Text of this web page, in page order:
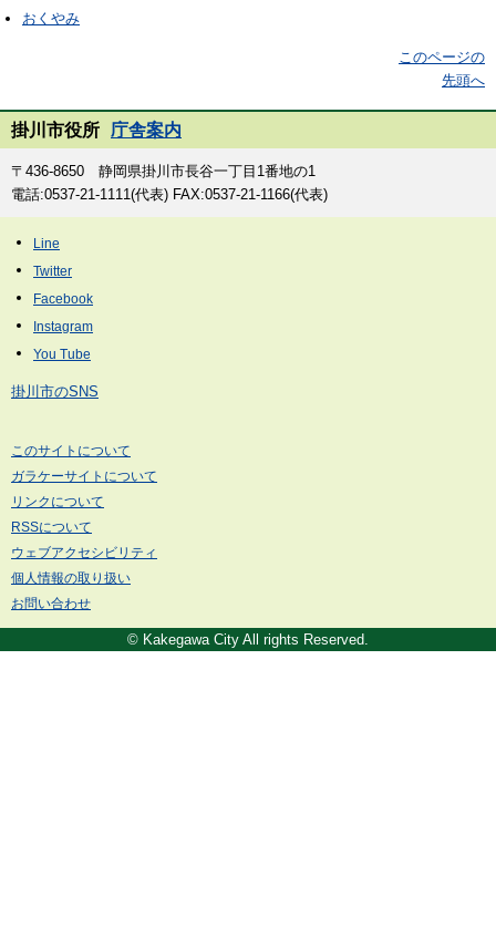
おくやみ
このページの
先頭へ
掛川市役所 庁舎案内
〒436-8650 静岡県掛川市長谷一丁目1番地の1
電話:0537-21-1111(代表) FAX:0537-21-1166(代表)
掛川市のSNS
このサイトについて
ガラケーサイトについて
リンクについて
RSSについて
ウェブアクセシビリティ
個人情報の取り扱い
お問い合わせ
© Kakegawa City All rights Reserved.